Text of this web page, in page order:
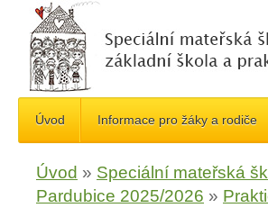
Úvod Informace pro žáky a rodiče
Úvod » Speciální mateřská
Pardubice 2025/2026 »